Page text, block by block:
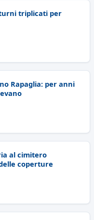
triplicati per
Rapaglia: per anni
al cimitero
coperture